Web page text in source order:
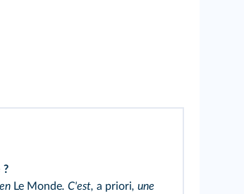
?
Le Monde. C'est, a priori, une